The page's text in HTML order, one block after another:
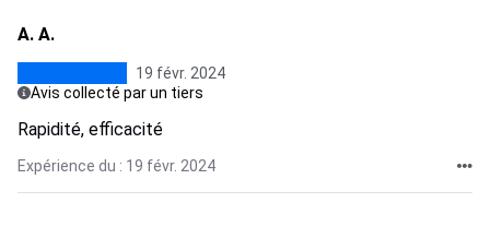
A. A.
19 févr. 2024
Avis collecté par un tiers
Rapidité, efficacité
Expérience du : 19 févr. 2024